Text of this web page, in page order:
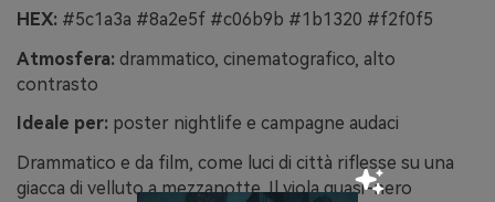
HEX: #5c1a3a #8a2e5f #c06b9b #1b1320 #f2f0f5
Atmosfera: drammatico, cinematografico, alto
contrasto
Ideale per: poster nightlife e campagne audaci
Drammatico e da film, come luci di città riflesse su una
giacca di velluto a mezzanotte. Il viola quasi-nero